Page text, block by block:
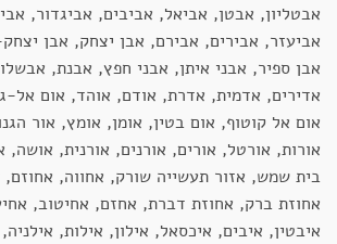
אבטליון, אבטן, אביאל, אביבים, אביגדור,
אביעזר, אבירים, אבירם, אבן יצחק, אבן
אבן ספיר, אבני איתן, אבני חפץ, אבנת,
אדירים, אדמית, אדרת, אודם, אוהד, אום אל-
אום אל קוטוף, אום בטין, אומן, אומץ, אור
אורות, אורטל, אורים, אורנים, אורנית, אושה,
בית שמש, אזור תעשייה שורק, אחווה,
אחוזת ברק, אחוזת דברת, אחזם, אחיטוב,
איבטין, איבים, איכסאל, אילון, אילות,